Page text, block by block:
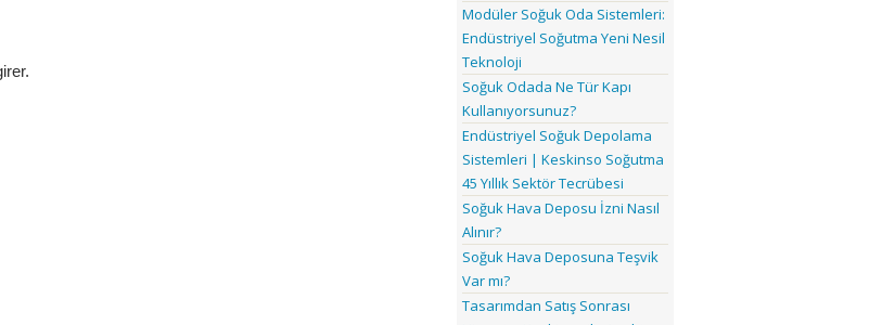
Modüler Soğuk Oda Sistemleri:
Endüstriyel Soğutma Yeni Nesil
Teknoloji
Soğuk Odada Ne Tür Kapı
Kullanıyorsunuz?
Endüstriyel Soğuk Depolama
Sistemleri | Keskinso Soğutma
45 Yıllık Sektör Tecrübesi
Soğuk Hava Deposu İzni Nasıl
Alınır?
Soğuk Hava Deposuna Teşvik
Var mı?
Tasarımdan Satış Sonrası